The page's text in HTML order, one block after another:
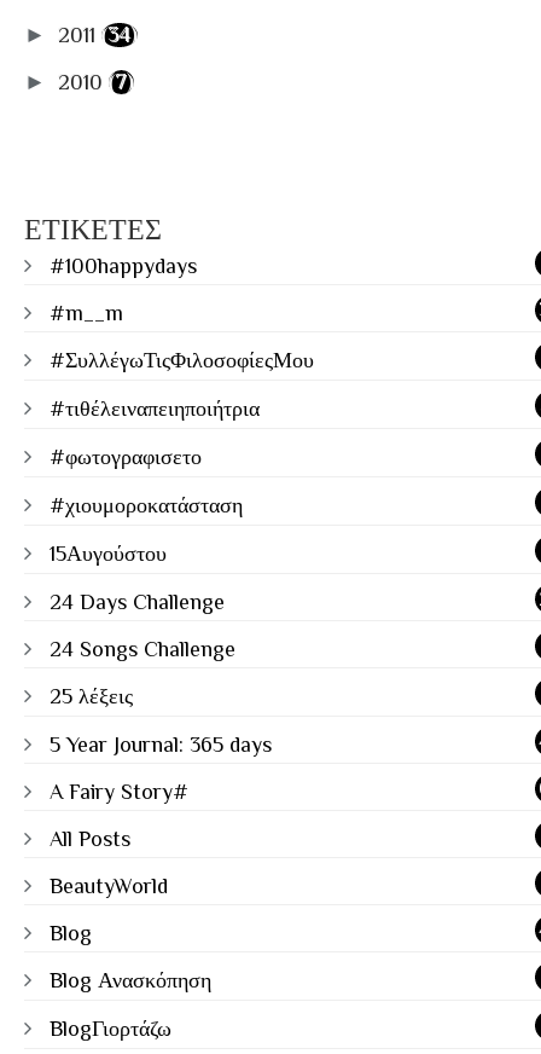
► 2011 (34)
► 2010 (7)
ΕΤΙΚΕΤΕΣ
#100happydays
#m__m
#ΣυλλέγωΤιςΦιλοσοφίεςΜου
#τιθέλειναπειηποιήτρια
#φωτογραφισετο
#χιουμοροκατάσταση
15Αυγούστου
24 Days Challenge
24 Songs Challenge
25 λέξεις
5 Year Journal: 365 days
A Fairy Story#
All Posts
BeautyWorld
Blog
Blog Ανασκόπηση
BlogΓιορτάζω